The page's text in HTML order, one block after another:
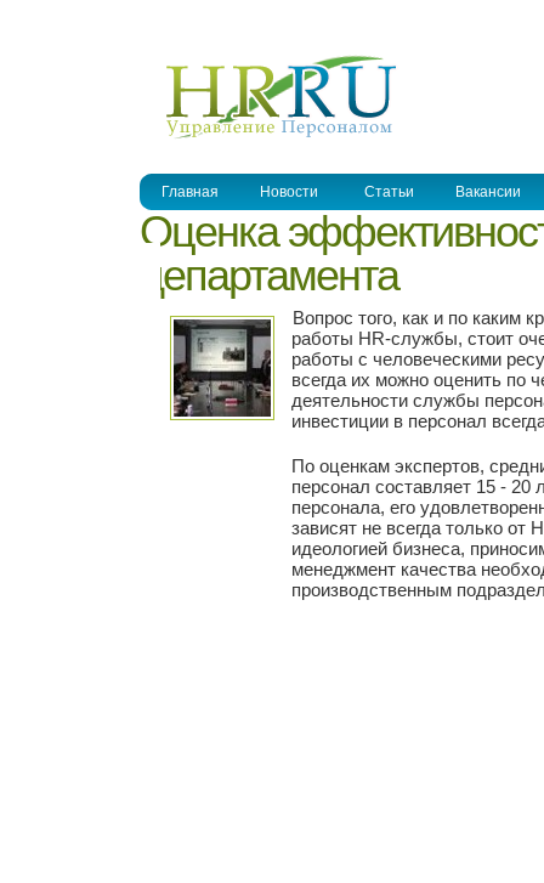
Главная Новости Статьи Вакансии
Оценка
департамента
Вопрос того, как и по каким
работы HR-службы, стоит
работы с человеческими
всегда их можно оценить по
деятельности службы
инвестиции в персонал
По оценкам экспертов,
персонал составляет 15 - 20
персонала, его
зависят не всегда только
идеологией бизнеса,
менеджмент качества
производственным